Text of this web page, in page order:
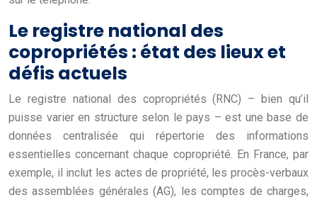
Le registre national des
copropriétés : état des lieux et
défis actuels
Le registre national des copropriétés (RNC) – bien qu’il
puisse varier en structure selon le pays – est une base de
données centralisée qui répertorie des informations
essentielles concernant chaque copropriété. En France, par
exemple, il inclut les actes de propriété, les procès-verbaux
des assemblées générales (AG), les comptes de charges,